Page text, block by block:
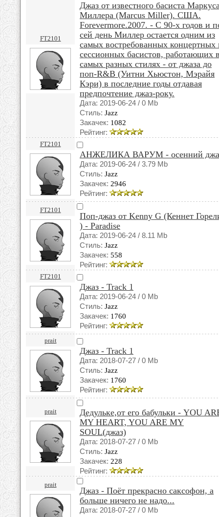
FT2101
Джаз от известного басиста
Миллера (Marcus Miller). США.
Forevermore.2007. - С 90-х годов и
сей день Миллер остается одним из
самых востребованных концертных
сессионных басистов, работающих
самых разных стилях - от джаза до
поп-R&B (Уитни Хьюстон, Мэрайя
Кэри) в последние годы отдавая
предпочтение джаз-року.
Дата: 2019-06-24 / 0 Mb
Стиль: Jazz
Закачек: 1082
Рейтинг:
FT2101
АНЖЕЛИКА ВАРУМ - осенний
Дата: 2019-06-24 / 3.79 Mb
Стиль: Jazz
Закачек: 2946
Рейтинг:
FT2101
Поп-джаз от Kenny G (Кеннет
) - Paradise
Дата: 2019-06-24 / 8.11 Mb
Стиль: Jazz
Закачек: 558
Рейтинг:
FT2101
Джаз - Track 1
Дата: 2019-06-24 / 0 Mb
Стиль: Jazz
Закачек: 1760
Рейтинг:
prait
Джаз - Track 1
Дата: 2018-07-27 / 0 Mb
Стиль: Jazz
Закачек: 1760
Рейтинг:
prait
Дедульке,от его бабульки - YOU
MY HEART, YOU ARE MY
SOUL(джаз)
Дата: 2018-07-27 / 0 Mb
Стиль: Jazz
Закачек: 228
Рейтинг:
prait
Джаз - Поёт прекрасно саксофон, а
больше ничего не надо...
Дата: 2018-07-27 / 0 Mb